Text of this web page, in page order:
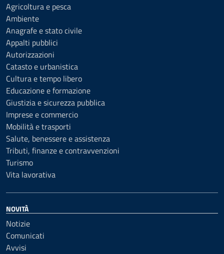
Agricoltura e pesca
Ambiente
Anagrafe e stato civile
Appalti pubblici
Autorizzazioni
Catasto e urbanistica
Cultura e tempo libero
Educazione e formazione
Giustizia e sicurezza pubblica
Imprese e commercio
Mobilità e trasporti
Salute, benessere e assistenza
Tributi, finanze e contravvenzioni
Turismo
Vita lavorativa
NOVITÀ
Notizie
Comunicati
Avvisi